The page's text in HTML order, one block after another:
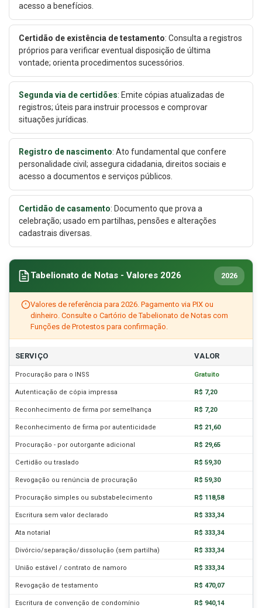
acesso a benefícios.
Certidão de existência de testamento: Consulta a registros
próprios para verificar eventual disposição de última
vontade; orienta procedimentos sucessórios.
Segunda via de certidões: Emite cópias atualizadas de
registros; úteis para instruir processos e comprovar
situações jurídicas.
Registro de nascimento: Ato fundamental que confere
personalidade civil; assegura cidadania, direitos sociais e
acesso a documentos e serviços públicos.
Certidão de casamento: Documento que prova a
celebração; usado em partilhas, pensões e alterações
cadastrais diversas.
Tabelionato de Notas - Valores 2026 2026
Valores de referência para 2026. Pagamento via PIX ou
dinheiro. Consulte o Cartório de Tabelionato de Notas com
Funções de Protestos para confirmação.
SERVIÇO VALOR
Procuração para o INSS Gratuito
Autenticação de cópia impressa R$ 7,20
Reconhecimento de firma por semelhança R$ 7,20
Reconhecimento de firma por autenticidade R$ 21,60
Procuração - por outorgante adicional R$ 29,65
Certidão ou traslado R$ 59,30
Revogação ou renúncia de procuração R$ 59,30
Procuração simples ou substabelecimento R$ 118,58
Escritura sem valor declarado R$ 333,34
Ata notarial R$ 333,34
Divórcio/separação/dissolução (sem partilha) R$ 333,34
União estável / contrato de namoro R$ 333,34
Revogação de testamento R$ 470,07
Escritura de convenção de condomínio R$ 940,14